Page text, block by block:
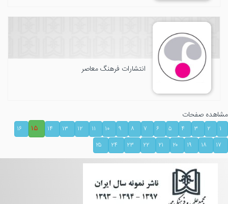
انتشارات فرهنگ معاصر
مشاهده صفحات
۱ ۲ ۳ ۴ ۵ ۶ ۷ ۸ ۹ ۱۰ ۱۱ ۱۲ ۱۳ ۱۴ ۱۵
۱۶
۱۷
۱۸ ۱۹ ۲۰ ۲۱ ۲۲ ۲۳ ۲۴ ۲۵